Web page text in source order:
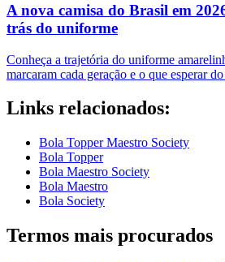
A nova camisa do Brasil em
trás do uniforme
Conheça a trajetória do uniforme
marcaram cada geração e o que esperar
Links relacionados:
Bola Topper Maestro Society
Bola Topper
Bola Maestro Society
Bola Maestro
Bola Society
Termos mais procurados